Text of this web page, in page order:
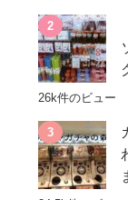
26k件のビュー